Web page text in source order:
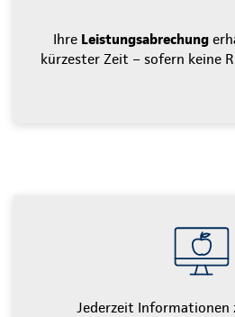
Ihre Leistungsabrechung
kürzester Zeit – sofern keine
Jederzeit Informationen